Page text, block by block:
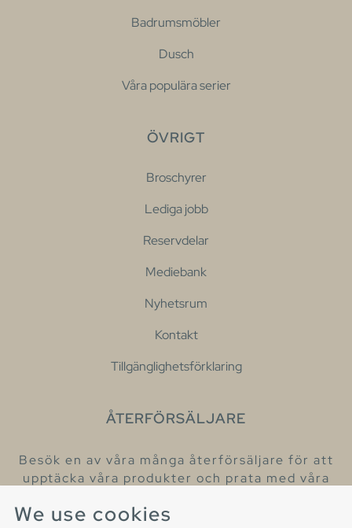
We use cookies
Badrumsmöbler
Dusch
Våra populära serier
ÖVRIGT
Broschyrer
Lediga jobb
Reservdelar
Mediebank
Nyhetsrum
Kontakt
Tillgänglighetsförklaring
ÅTERFÖRSÄLJARE
Besök en av våra många återförsäljare för att
upptäcka våra produkter och prata med våra